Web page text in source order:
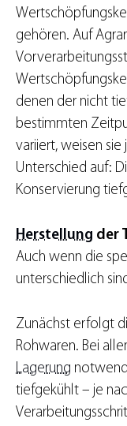
gehören. Auf
denen der nicht
bestimmten
variiert, weisen
Unterschied auf:
Konservierung
Herstellung der
Auch wenn die
unterschiedlich
Zunächst erfolgt
Rohwaren. Bei
Lagerung
tiefgekühlt – je